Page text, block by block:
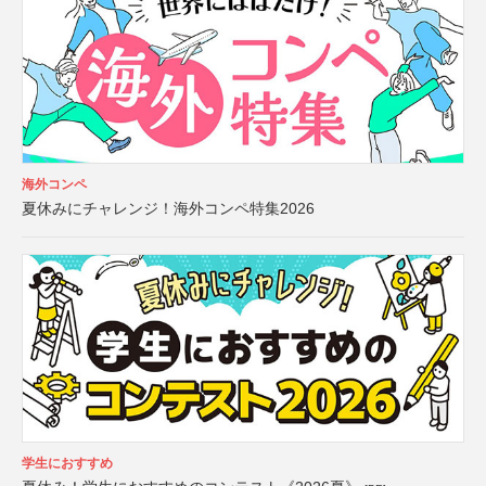
海外コンペ
夏休みにチャレンジ！海外コンペ特集2026
学生におすすめ